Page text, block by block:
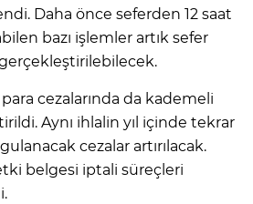
Daha önce seferden 12 saat
bazı işlemler artık sefer
cezalarında da kademeli
Aynı ihlalin yıl içinde tekrar
cezalar artırılacak.
belgesi iptali süreçleri